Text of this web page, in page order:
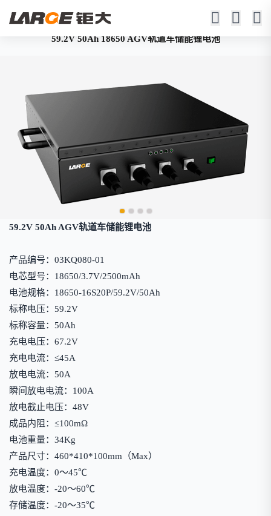
59.2V 50Ah 18650 AGV轨道车储能锂电池
59.2V 50Ah AGV轨道车储能锂电池
产品编号：03KQ080-01
电芯型号：18650/3.7V/2500mAh
电池规格：18650-16S20P/59.2V/50Ah
标称电压：59.2V
标称容量：50Ah
充电电压：67.2V
充电电流：≤45A
放电电流：50A
瞬间放电电流：100A
放电截止电压：48V
成品内阻：≤100mΩ
电池重量：34Kg
产品尺寸：460*410*100mm（Max）
充电温度：0～45℃
放电温度：-20～60℃
存储温度：-20～35℃